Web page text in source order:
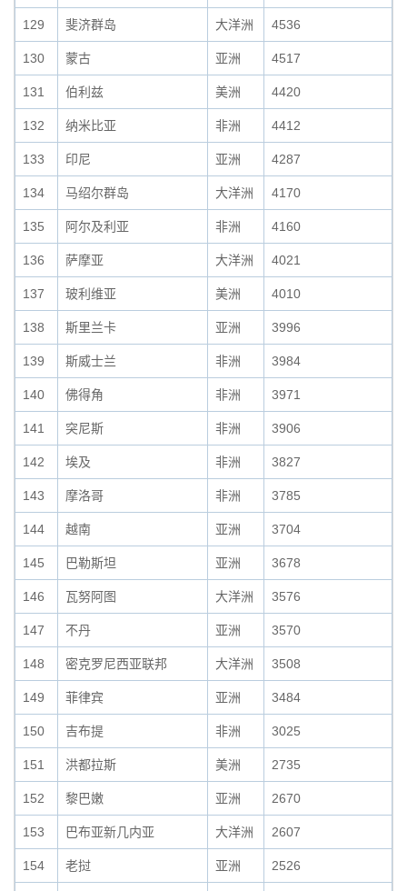
129 斐济群岛 大洋洲 4536
130 蒙古 亚洲 4517
131 伯利兹 美洲 4420
132 纳米比亚 非洲 4412
133 印尼 亚洲 4287
134 马绍尔群岛 大洋洲 4170
135 阿尔及利亚 非洲 4160
136 萨摩亚 大洋洲 4021
137 玻利维亚 美洲 4010
138 斯里兰卡 亚洲 3996
139 斯威士兰 非洲 3984
140 佛得角 非洲 3971
141 突尼斯 非洲 3906
142 埃及 非洲 3827
143 摩洛哥 非洲 3785
144 越南 亚洲 3704
145 巴勒斯坦 亚洲 3678
146 瓦努阿图 大洋洲 3576
147 不丹 亚洲 3570
148 密克罗尼西亚联邦 大洋洲 3508
149 菲律宾 亚洲 3484
150 吉布提 非洲 3025
151 洪都拉斯 美洲 2735
152 黎巴嫩 亚洲 2670
153 巴布亚新几内亚 大洋洲 2607
154 老挝 亚洲 2526